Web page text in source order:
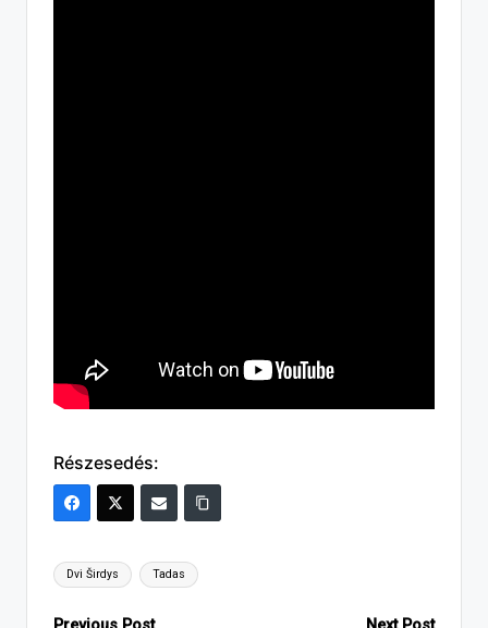
Részesedés:
Tags:
Dvi Širdys Tadas